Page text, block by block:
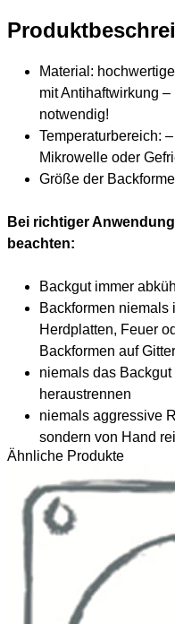
Material:
mit Antihaftwirkung
notwendig!
Temperaturbereich:
Mikrowelle oder
Größe der
Bei richtiger
beachten:
Backgut immer
Backformen niemals
Herdplatten, Feuer
Backformen auf
niemals das
heraustrennen
niemals aggressive
sondern von Hand
Ähnliche Produkte